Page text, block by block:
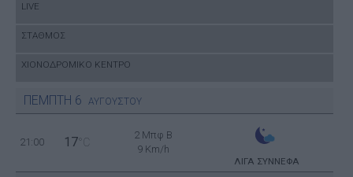
LIVE
ΣΤΑΘΜΟΣ
ΧΙΟΝΟΔΡΟΜΙΚΟ ΚΕΝΤΡΟ
ΠΕΜΠΤΗ 6 ΑΥΓΟΥΣΤΟΥ
21:00 17 °C
2 Μπφ B
9 Km/h
ΛΙΓΑ ΣΥΝΝΕΦΑ